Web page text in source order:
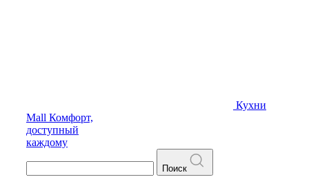
Кухни
Mall Комфорт,
доступный
каждому
Поиск